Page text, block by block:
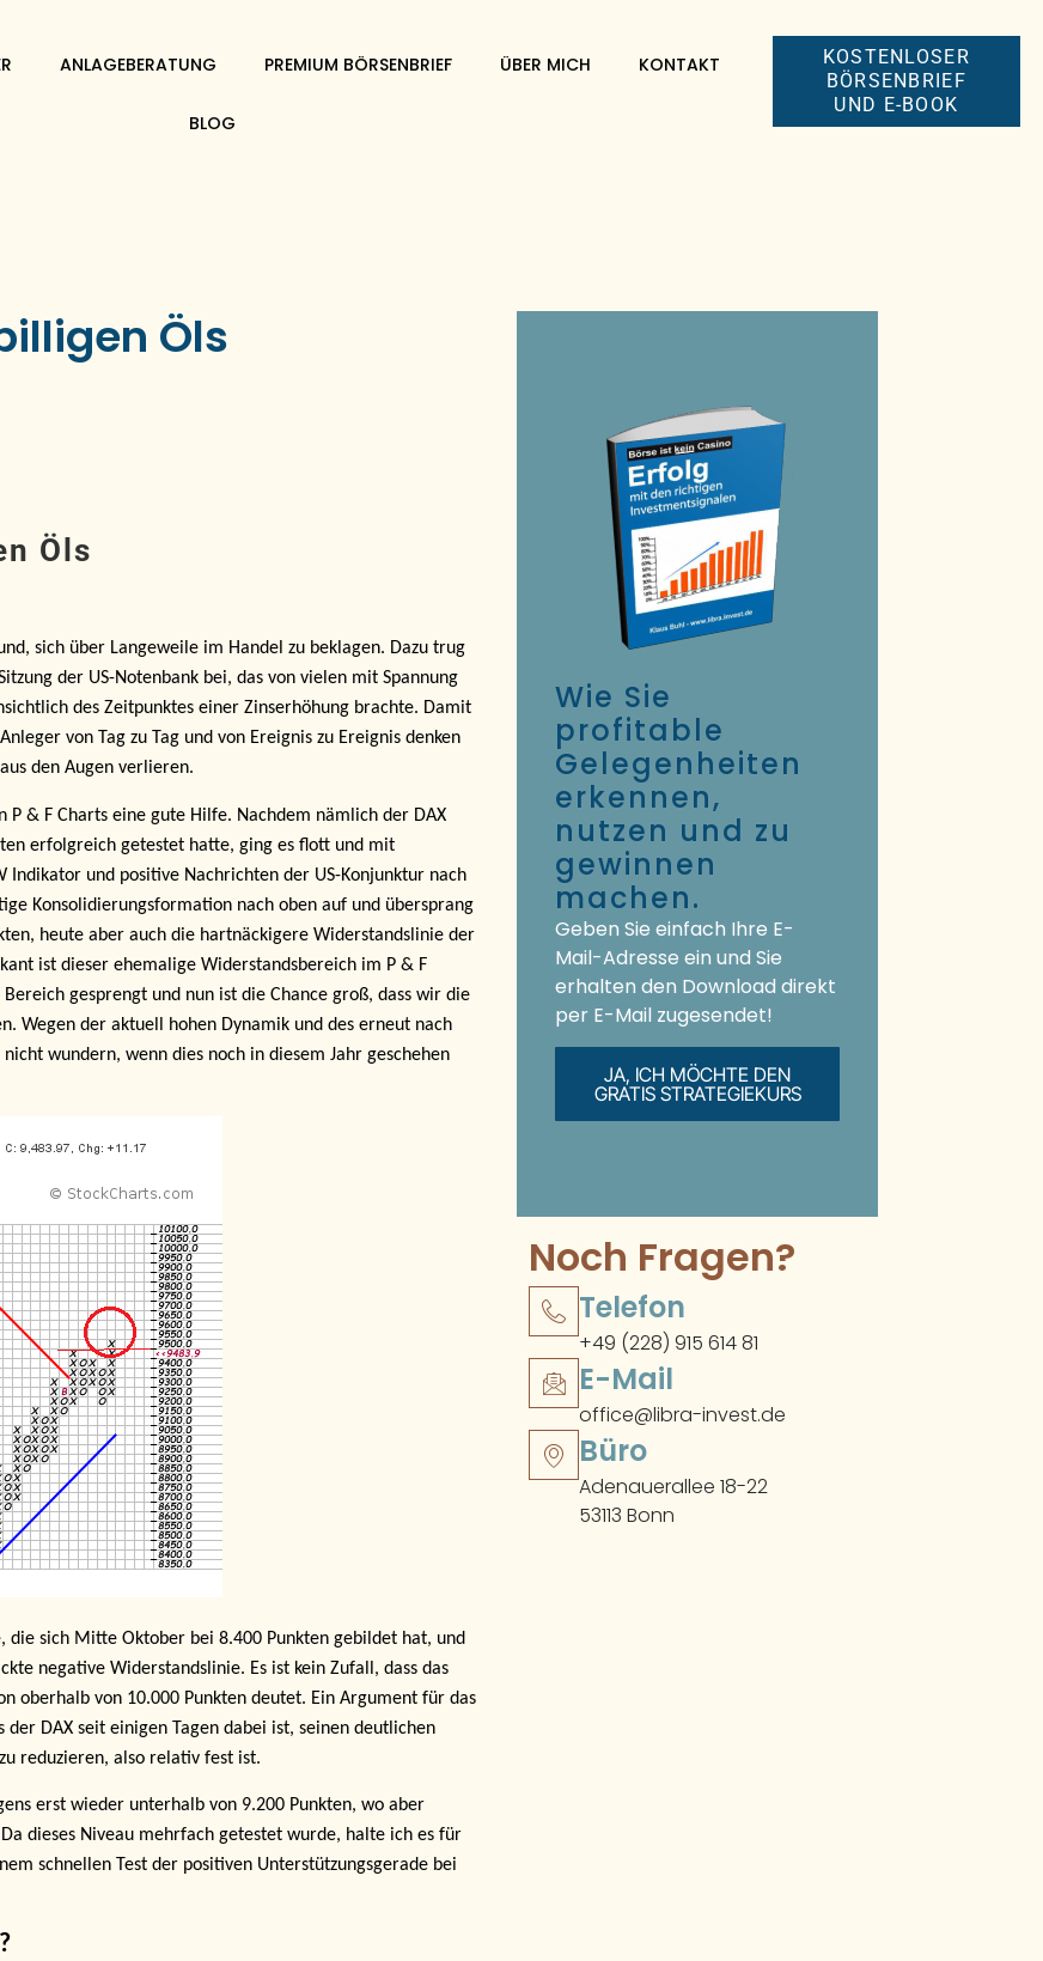
ANLAGEBERATUNG PREMIUM BÖRSENBRIEF ÜBER MICH KONTAKT
BLOG
KOSTENLOSER
BÖRSENBRIEF
UND E-BOOK
Öls
Öls
sich über Langeweile im Handel zu beklagen. Dazu trug
der US-Notenbank bei, das von vielen mit Spannung
des Zeitpunktes einer Zinserhöhung brachte. Damit
von Tag zu Tag und von Ereignis zu Ereignis denken
den Augen verlieren.
P & F Charts eine gute Hilfe. Nachdem nämlich der DAX
erfolgreich getestet hatte, ging es flott und mit
und positive Nachrichten der US-Konjunktur nach
Konsolidierungsformation nach oben auf und übersprang
heute aber auch die hartnäckigere Widerstandslinie der
ist dieser ehemalige Widerstandsbereich im P & F
gesprengt und nun ist die Chance groß, dass wir die
Wegen der aktuell hohen Dynamik und des erneut nach
wundern, wenn dies noch in diesem Jahr geschehen
die sich Mitte Oktober bei 8.400 Punkten gebildet hat, und
negative Widerstandslinie. Es ist kein Zufall, dass das
oberhalb von 10.000 Punkten deutet. Ein Argument für das
DAX seit einigen Tagen dabei ist, seinen deutlichen
reduzieren, also relativ fest ist.
erst wieder unterhalb von 9.200 Punkten, wo aber
dieses Niveau mehrfach getestet wurde, halte ich es für
schnellen Test der positiven Unterstützungsgerade bei
Wie Sie
profitable
Gelegenheiten
erkennen,
nutzen und zu
gewinnen
machen.
Geben Sie einfach Ihre E-
Mail-Adresse ein und Sie
erhalten den Download direkt
per E-Mail zugesendet!
JA, ICH MÖCHTE DEN
GRATIS STRATEGIEKURS
Noch Fragen?
Telefon
+49 (228) 915 614 81
E-Mail
office@libra-invest.de
Büro
Adenauerallee 18-22
53113 Bonn